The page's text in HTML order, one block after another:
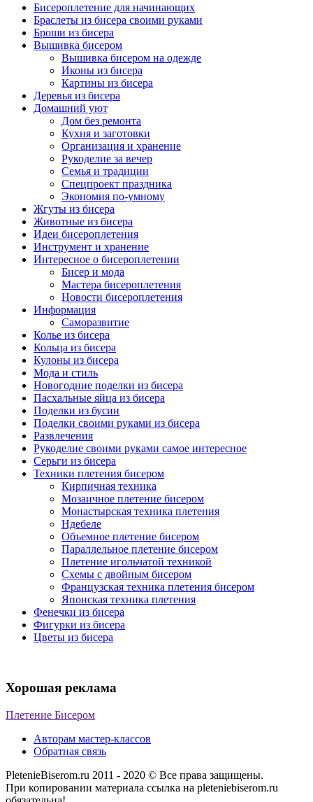
Бисероплетение для начинающих
Браслеты из бисера своими руками
Броши из бисера
Вышивка бисером
Вышивка бисером на одежде
Иконы из бисера
Картины из бисера
Деревья из бисера
Домашний уют
Дом без ремонта
Кухня и заготовки
Организация и хранение
Рукоделие за вечер
Семья и традиции
Спецпроект праздника
Экономия по-умному
Жгуты из бисера
Животные из бисера
Идеи бисероплетения
Инструмент и хранение
Интересное о бисероплетении
Бисер и мода
Мастера бисероплетения
Новости бисероплетения
Информация
Саморазвитие
Колье из бисера
Кольца из бисера
Кулоны из бисера
Мода и стиль
Новогодние поделки из бисера
Пасхальные яйца из бисера
Поделки из бусин
Поделки своими руками из бисера
Развлечения
Рукоделие своими руками самое интересное
Серьги из бисера
Техники плетения бисером
Кирпичная техника
Мозаичное плетение бисером
Монастырская техника плетения
Ндебеле
Объемное плетение бисером
Параллельное плетение бисером
Плетение игольчатой техникой
Схемы с двойным бисером
Французская техника плетения бисером
Японская техника плетения
Фенечки из бисера
Фигурки из бисера
Цветы из бисера
Хорошая реклама
Плетение Бисером
Авторам мастер-классов
Обратная связь
PletenieBiserom.ru 2011 - 2020 © Все права защищены.
При копировании материала ссылка на pleteniebiserom.ru